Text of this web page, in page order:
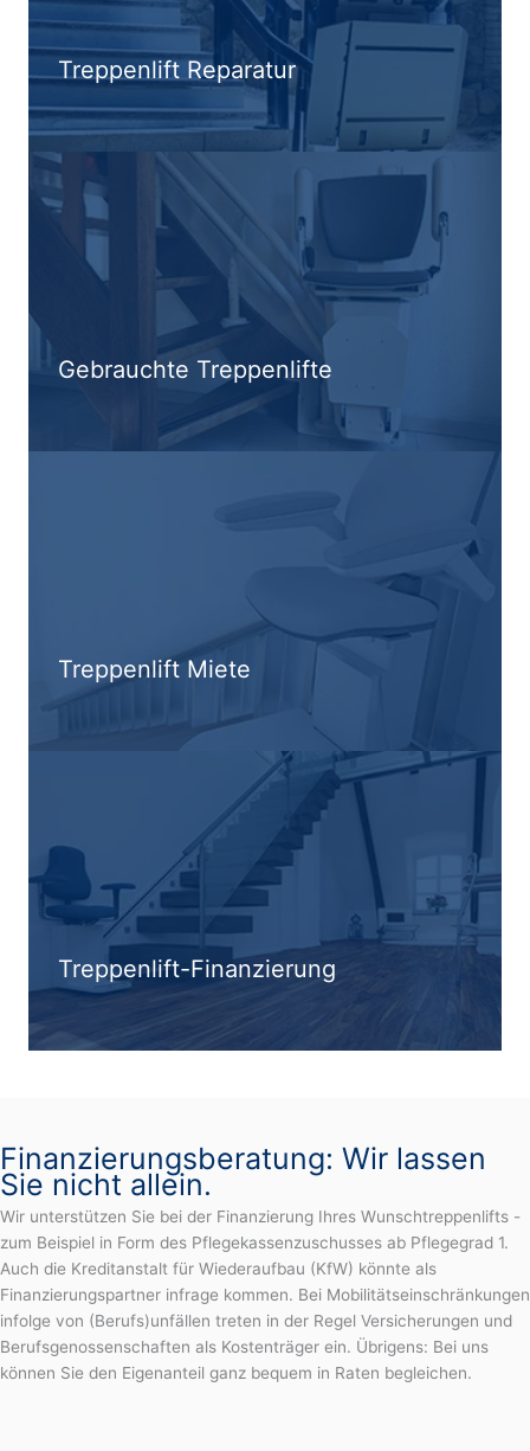
Treppenlift Reparatur
Gebrauchte Treppenlifte
Treppenlift Miete
Treppenlift-Finanzierung
Finanzierungsberatung: Wir lassen
Sie nicht allein.
Wir unterstützen Sie bei der Finanzierung Ihres Wunschtreppenlifts -
zum Beispiel in Form des Pflegekassenzuschusses ab Pflegegrad 1.
Auch die Kreditanstalt für Wiederaufbau (KfW) könnte als
Finanzierungspartner infrage kommen. Bei Mobilitätseinschränkungen
infolge von (Berufs)unfällen treten in der Regel Versicherungen und
Berufsgenossenschaften als Kostenträger ein. Übrigens: Bei uns
können Sie den Eigenanteil ganz bequem in Raten begleichen.